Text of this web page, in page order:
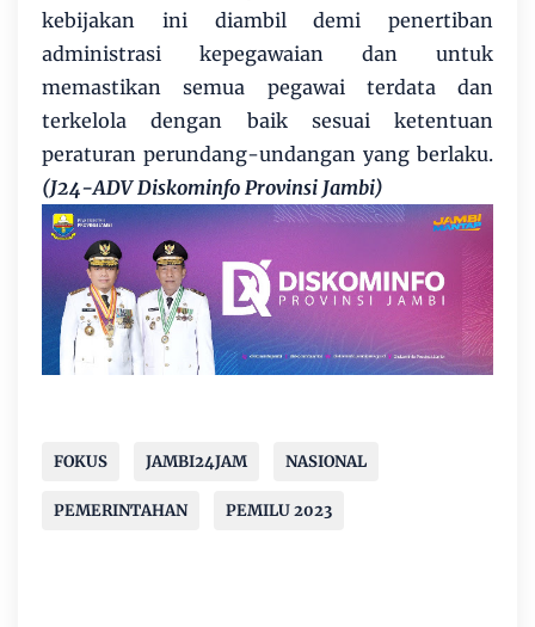
kebijakan ini diambil demi penertiban
administrasi kepegawaian dan untuk
memastikan semua pegawai terdata dan
terkelola dengan baik sesuai ketentuan
peraturan perundang-undangan yang berlaku.
(J24-ADV Diskominfo Provinsi Jambi)
FOKUS JAMBI24JAM NASIONAL
PEMERINTAHAN PEMILU 2023